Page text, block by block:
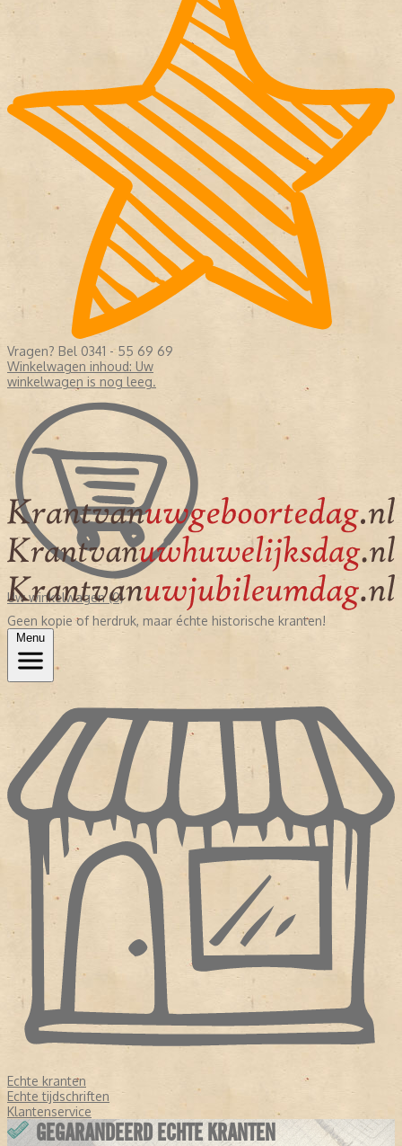
Vragen? Bel 0341 - 55 69 69
Winkelwagen inhoud: Uw
winkelwagen is nog leeg.
Uw winkelwagen (0)
Geen kopie of herdruk, maar échte historische kranten!
Menu
Echte kranten
Echte tijdschriften
Klantenservice
GEGARANDEERD ECHTE KRANTEN